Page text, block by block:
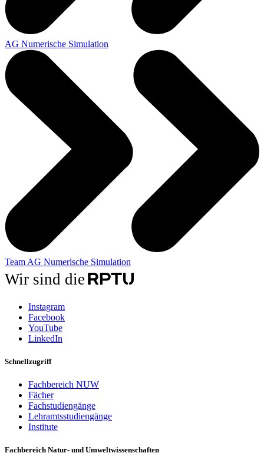
AG Numerische Simulation
Team AG Numerische Simulation
Wir sind die
Instagram
Facebook
YouTube
LinkedIn
Schnellzugriff
Fachbereich NUW
Fächer
Fachstudiengänge
Lehramtsstudiengänge
Institute
Fachbereich Natur- und Umweltwissenschaften